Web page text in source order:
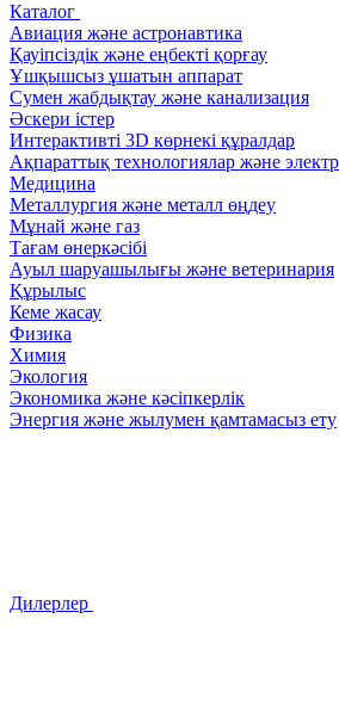
Каталог
Авиация және астронавтика
Қауіпсіздік және еңбекті қорғау
Ұшқышсыз ұшатын аппарат
Сумен жабдықтау және канализация
Әскери істер
Интерактивті 3D көрнекі құралдар
Ақпараттық технологиялар және
Медицина
Металлургия және металл өңдеу
Мұнай және газ
Тағам өнеркәсібі
Ауыл шаруашылығы және ветеринария
Құрылыс
Кеме жасау
Физика
Химия
Экология
Экономика және кәсіпкерлік
Энергия және жылумен қамтамасыз ету
Дилерлер